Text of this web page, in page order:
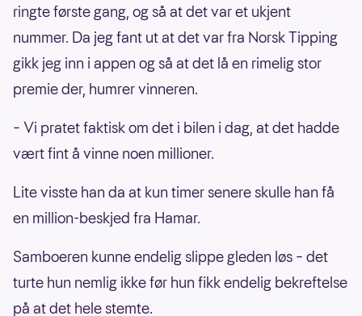
ringte første gang, og så at det var et ukjent
nummer. Da jeg fant ut at det var fra Norsk Tipping
gikk jeg inn i appen og så at det lå en rimelig stor
premie der, humrer vinneren.
– Vi pratet faktisk om det i bilen i dag, at det hadde
vært fint å vinne noen millioner.
Lite visste han da at kun timer senere skulle han få
en million-beskjed fra Hamar.
Samboeren kunne endelig slippe gleden løs – det
turte hun nemlig ikke før hun fikk endelig bekreftelse
på at det hele stemte.